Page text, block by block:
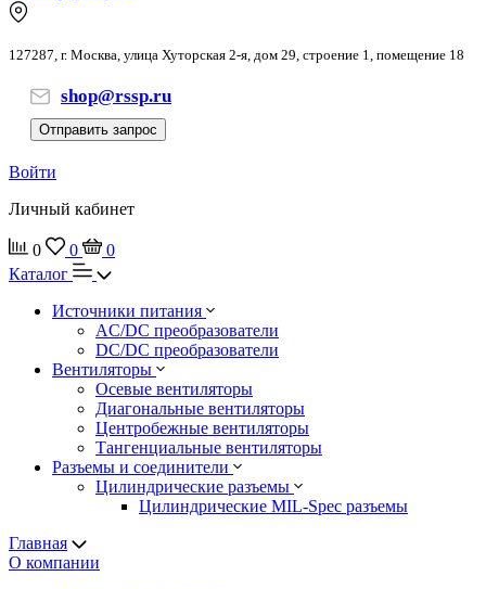
127287, г. Москва, улица Хуторская 2-я, дом 29, строение 1, помещение 18
shop@rssp.ru
Отправить запрос
Войти
Личный кабинет
0 0
0
Каталог
Источники питания
AC/DC преобразователи
DC/DC преобразователи
Вентиляторы
Осевые вентиляторы
Диагональные вентиляторы
Центробежные вентиляторы
Тангенциальные вентиляторы
Разъемы и соединители
Цилиндрические разъемы
Цилиндрические MIL-Spec разъемы
Главная
О компании